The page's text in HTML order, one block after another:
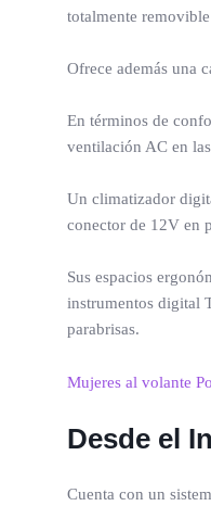
totalmente
Ofrece además una
En términos de
ventilación AC en
Un climatizador
conector de 12V en
Sus espacios
instrumentos digital
parabrisas.
Mujeres al volante
Desde el
Cuenta con un